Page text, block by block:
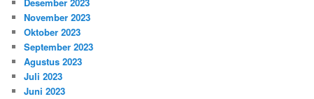
November 2023
Oktober 2023
September 2023
Agustus 2023
Juli 2023
Juni 2023